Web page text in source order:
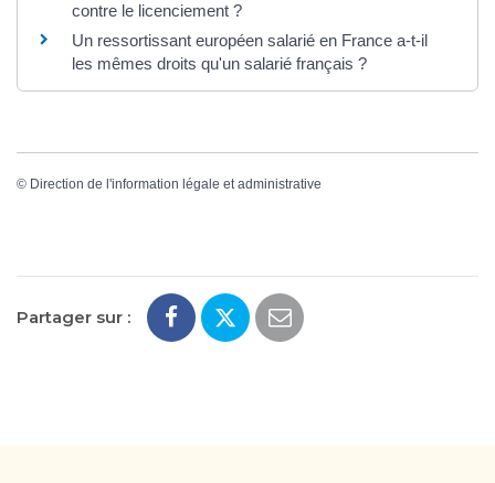
contre le licenciement ?
Un ressortissant européen salarié en France a-t-il
les mêmes droits qu'un salarié français ?
© Direction de l'information légale et administrative
Partager sur :